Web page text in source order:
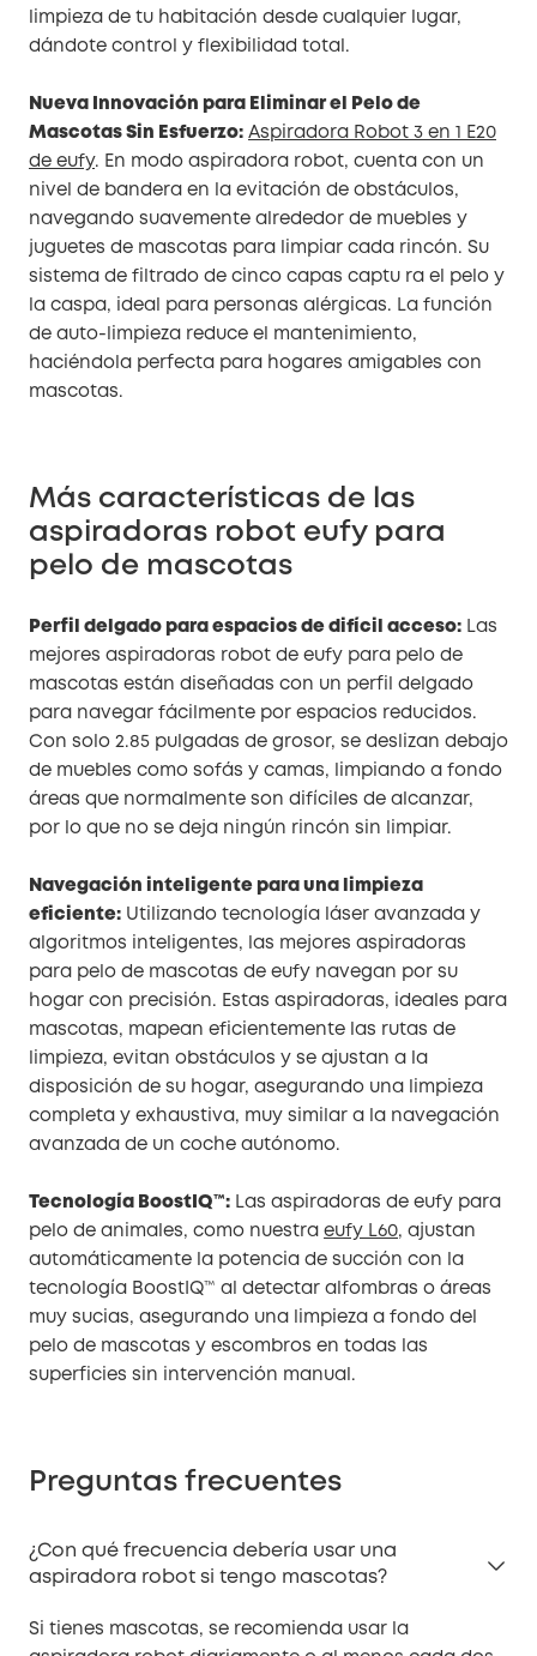
limpieza de tu habitación desde cualquier lugar,
dándote control y flexibilidad total.
Nueva Innovación para Eliminar el Pelo de
Mascotas Sin Esfuerzo: Aspiradora Robot 3 en 1 E20
de eufy. En modo aspiradora robot, cuenta con un
nivel de bandera en la evitación de obstáculos,
navegando suavemente alrededor de muebles y
juguetes de mascotas para limpiar cada rincón. Su
sistema de filtrado de cinco capas captu ra el pelo y
la caspa, ideal para personas alérgicas. La función
de auto-limpieza reduce el mantenimiento,
haciéndola perfecta para hogares amigables con
mascotas.
Más características de las
aspiradoras robot eufy para
pelo de mascotas
Perfil delgado para espacios de difícil acceso: Las
mejores aspiradoras robot de eufy para pelo de
mascotas están diseñadas con un perfil delgado
para navegar fácilmente por espacios reducidos.
Con solo 2.85 pulgadas de grosor, se deslizan debajo
de muebles como sofás y camas, limpiando a fondo
áreas que normalmente son difíciles de alcanzar,
por lo que no se deja ningún rincón sin limpiar.
Navegación inteligente para una limpieza
eficiente: Utilizando tecnología láser avanzada y
algoritmos inteligentes, las mejores aspiradoras
para pelo de mascotas de eufy navegan por su
hogar con precisión. Estas aspiradoras, ideales para
mascotas, mapean eficientemente las rutas de
limpieza, evitan obstáculos y se ajustan a la
disposición de su hogar, asegurando una limpieza
completa y exhaustiva, muy similar a la navegación
avanzada de un coche autónomo.
Tecnología BoostIQ™: Las aspiradoras de eufy para
pelo de animales, como nuestra eufy L60, ajustan
automáticamente la potencia de succión con la
tecnología BoostIQ™ al detectar alfombras o áreas
muy sucias, asegurando una limpieza a fondo del
pelo de mascotas y escombros en todas las
superficies sin intervención manual.
Preguntas frecuentes
¿Con qué frecuencia debería usar una
aspiradora robot si tengo mascotas?
Si tienes mascotas, se recomienda usar la